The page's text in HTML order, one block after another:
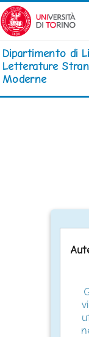
Vai al contenuto
Dipartimento di
Letterature
Moderne